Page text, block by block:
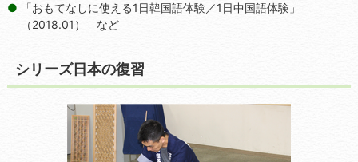
「おもてなしに使える1日韓国語体験／1日中国語体験」
（2018.01） など
シリーズ日本の復習